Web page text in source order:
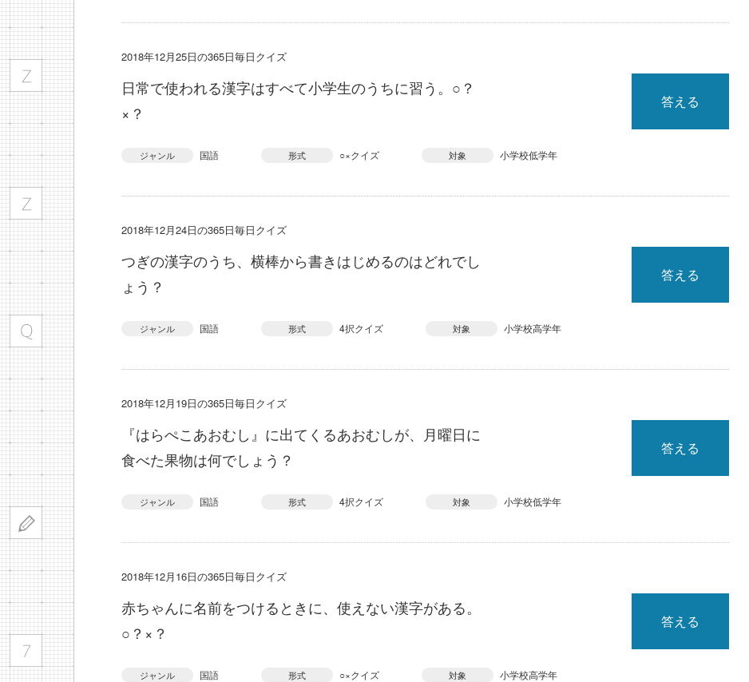
2018年12月25日の365日毎日クイズ
日常で使われる漢字はすべて小学生のうちに習う。○？
×？
答える
ジャンル 国語 形式 ○×クイズ 対象 小学校低学年
2018年12月24日の365日毎日クイズ
つぎの漢字のうち、横棒から書きはじめるのはどれでし
ょう？
答える
ジャンル 国語 形式 4択クイズ 対象 小学校高学年
2018年12月19日の365日毎日クイズ
『はらぺこあおむし』に出てくるあおむしが、月曜日に
食べた果物は何でしょう？
答える
ジャンル 国語 形式 4択クイズ 対象 小学校低学年
2018年12月16日の365日毎日クイズ
赤ちゃんに名前をつけるときに、使えない漢字がある。
○？×？
答える
ジャンル 国語 形式 ○×クイズ 対象 小学校高学年